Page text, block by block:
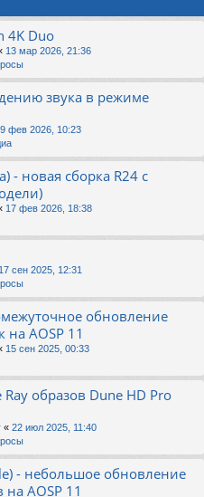
4K Duo
13 мар 2026, 21:36
звука в режиме
фев 2026, 10:23
- новая сборка R24 с
17 фев 2026, 18:38
17 сен 2025, 12:31
обновление
AOSP 11
15 сен 2025, 00:33
образов Dune HD Pro
« 22 июл 2025, 11:40
- небольшое обновление
AOSP 11